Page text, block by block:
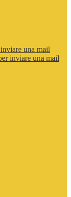
una mail
inviare una mail